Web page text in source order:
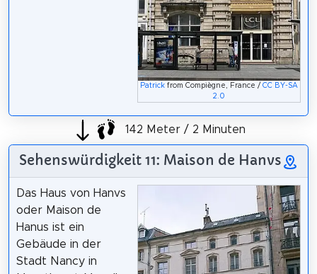
Patrick from Compiègne, France /CC BY-SA
2.0
142 Meter / 2 Minuten
Sehenswürdigkeit 11: Maison de Hanvs
Das Haus von Hanvs
oder Maison de
Hanus ist ein
Gebäude in der
Stadt Nancy in